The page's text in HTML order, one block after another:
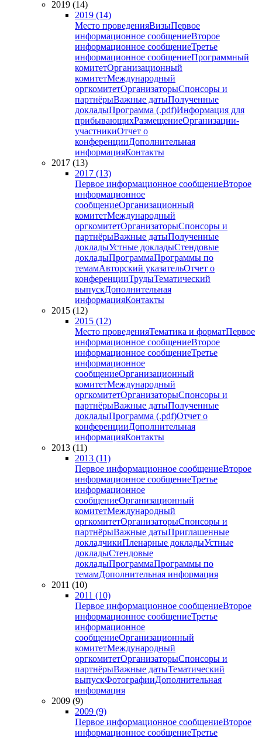
2019 (14)
2019 (14)
Место проведенияВизыПервое
информационное сообщениеВторое
информационное сообщениеТретье
информационное сообщениеПрограммный
комитетОрганизационный
комитетМеждународный
оргкомитетОрганизаторыСпонсоры и
партнёрыВажные датыПолученные
докладыПрограмма (.pdf)Информация для
прибывающихРазмещениеОрганизации-
участникиОтчет о
конференцииДополнительная
информацияКонтакты
2017 (13)
2017 (13)
Первое информационное сообщениеВторое
информационное
сообщениеОрганизационный
комитетМеждународный
оргкомитетОрганизаторыСпонсоры и
партнёрыВажные датыПолученные
докладыУстные докладыСтендовые
докладыПрограммаПрограммы по
темамАвторский указательОтчет о
конференцииТрудыТематический
выпускДополнительная
информацияКонтакты
2015 (12)
2015 (12)
Место проведенияТематика и форматПервое
информационное сообщениеВторое
информационное сообщениеТретье
информационное
сообщениеОрганизационный
комитетМеждународный
оргкомитетОрганизаторыСпонсоры и
партнёрыВажные датыПолученные
докладыПрограмма (.pdf)Отчет о
конференцииДополнительная
информацияКонтакты
2013 (11)
2013 (11)
Первое информационное сообщениеВторое
информационное сообщениеТретье
информационное
сообщениеОрганизационный
комитетМеждународный
оргкомитетОрганизаторыСпонсоры и
партнёрыВажные датыПриглашенные
докладчикиПленарные докладыУстные
докладыСтендовые
докладыПрограммаПрограммы по
темамДополнительная информация
2011 (10)
2011 (10)
Первое информационное сообщениеВторое
информационное сообщениеТретье
информационное
сообщениеОрганизационный
комитетМеждународный
оргкомитетОрганизаторыСпонсоры и
партнёрыВажные датыТематический
выпускФотографииДополнительная
информация
2009 (9)
2009 (9)
Первое информационное сообщениеВторое
информационное сообщениеТретье